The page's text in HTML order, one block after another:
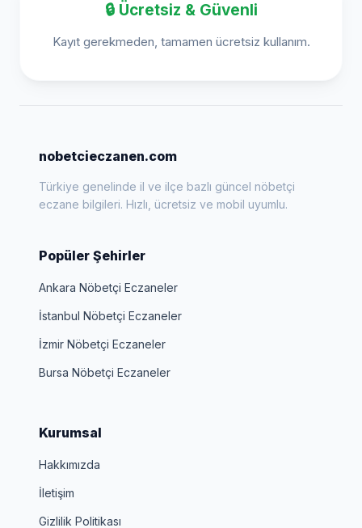
🔒 Ücretsiz & Güvenli
Kayıt gerekmeden, tamamen ücretsiz kullanım.
nobetcieczanen.com
Türkiye genelinde il ve ilçe bazlı güncel nöbetçi
eczane bilgileri. Hızlı, ücretsiz ve mobil uyumlu.
Popüler Şehirler
Ankara Nöbetçi Eczaneler
İstanbul Nöbetçi Eczaneler
İzmir Nöbetçi Eczaneler
Bursa Nöbetçi Eczaneler
Kurumsal
Hakkımızda
İletişim
Gizlilik Politikası